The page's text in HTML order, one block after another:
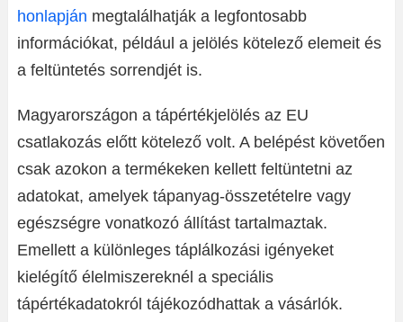
honlapján megtalálhatják a legfontosabb
információkat, például a jelölés kötelező elemeit és
a feltüntetés sorrendjét is.
Magyarországon a tápértékjelölés az EU
csatlakozás előtt kötelező volt. A belépést követően
csak azokon a termékeken kellett feltüntetni az
adatokat, amelyek tápanyag-összetételre vagy
egészségre vonatkozó állítást tartalmaztak.
Emellett a különleges táplálkozási igényeket
kielégítő élelmiszereknél a speciális
tápértékadatokról tájékozódhattak a vásárlók.